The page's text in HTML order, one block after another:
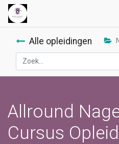
Alle opleidingen
Allround
Cursus